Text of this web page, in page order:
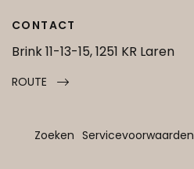
CONTACT
Brink 11-13-15, 1251 KR Laren
ROUTE
Zoeken Servicevoorwaarden